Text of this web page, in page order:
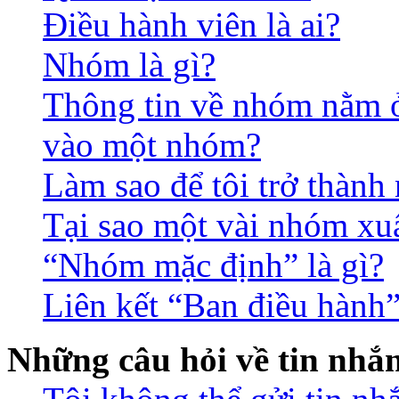
Điều hành viên là ai?
Nhóm là gì?
Thông tin về nhóm nằm
vào một nhóm?
Làm sao để tôi trở
Tại sao một vài nhóm
“Nhóm mặc định” là gì?
Liên kết “Ban điều
Những câu hỏi về tin